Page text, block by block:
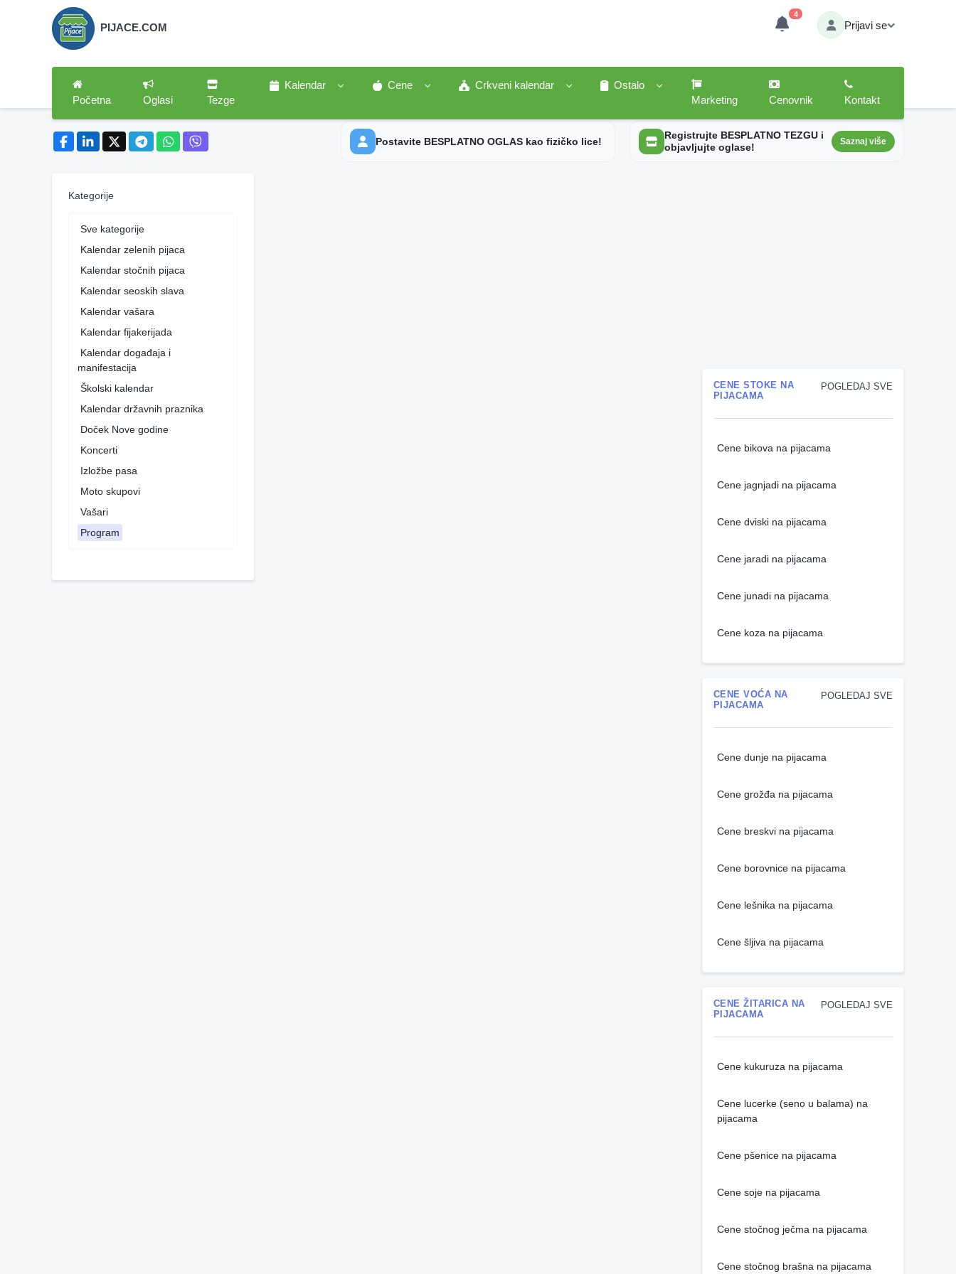
PIJACE.COM
4
Prijavi se
Početna Oglasi Tezge
Kalendar Cene Crkveni kalendar
Ostalo
Marketing
Cenovnik Kontakt
Postavite BESPLATNO OGLAS kao fizičko lice!
Registrujte BESPLATNO TEZGU i
objavljujte oglase!
Saznaj više
Kategorije
Sve kategorije
Kalendar zelenih pijaca
Kalendar stočnih pijaca
Kalendar seoskih slava
Kalendar vašara
Kalendar fijakerijada
Kalendar događaja i
manifestacija
Školski kalendar
Kalendar državnih praznika
Doček Nove godine
Koncerti
Izložbe pasa
Moto skupovi
Vašari
Program
POGLEDAJ SVE
CENE STOKE NA
PIJACAMA
Cene bikova na pijacama
Cene jagnjadi na pijacama
Cene dviski na pijacama
Cene jaradi na pijacama
Cene junadi na pijacama
Cene koza na pijacama
POGLEDAJ SVE
CENE VOĆA NA
PIJACAMA
Cene dunje na pijacama
Cene grožđa na pijacama
Cene breskvi na pijacama
Cene borovnice na pijacama
Cene lešnika na pijacama
Cene šljiva na pijacama
POGLEDAJ SVE
CENE ŽITARICA NA
PIJACAMA
Cene kukuruza na pijacama
Cene lucerke (seno u balama) na
pijacama
Cene pšenice na pijacama
Cene soje na pijacama
Cene stočnog ječma na pijacama
Cene stočnog brašna na pijacama